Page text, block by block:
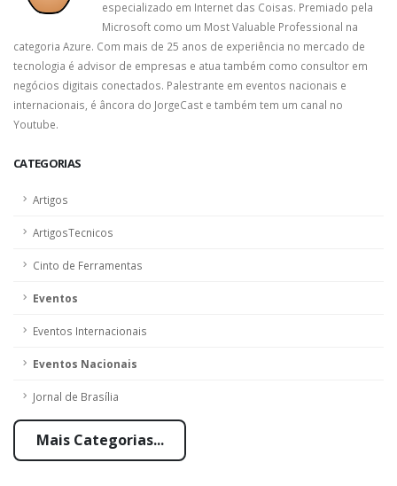
CATEGORIAS
Artigos
ArtigosTecnicos
Cinto de Ferramentas
Eventos
Eventos Internacionais
Eventos Nacionais
Jornal de Brasília
Mais Categorias...
especializado em Internet das Coisas. Premiado pela
Microsoft como um Most Valuable Professional na
categoria Azure. Com mais de 25 anos de experiência no mercado de
tecnologia é advisor de empresas e atua também como consultor em
negócios digitais conectados. Palestrante em eventos nacionais e
internacionais, é âncora do JorgeCast e também tem um canal no
Youtube.